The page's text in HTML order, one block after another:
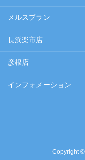
メルスプラン
長浜楽市店
彦根店
インフォメーション
Copyright